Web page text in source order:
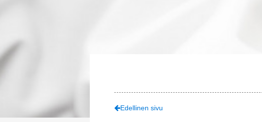
Edellinen sivu